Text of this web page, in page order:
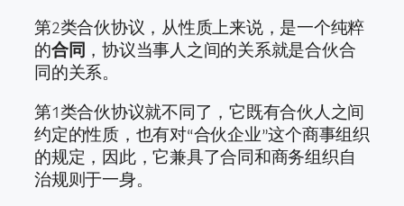
第2类合伙协议，从性质上来说，是一个纯粹
的合同 ，协议当事人之间的关系就是合伙合
同的关系。
第1类合伙协议就不同了，它既有合伙人之间
约定的性质，也有对“合伙企业”这个商事组织
的规定，因此，它兼具了合同和商务组织自
治规则于一身。